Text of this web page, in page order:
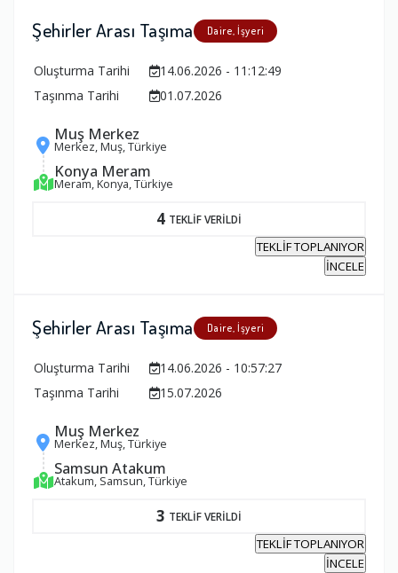
Şehirler Arası Taşıma Daire, İşyeri
Oluşturma Tarihi
14.06.2026 - 11:12:49
Taşınma Tarihi
01.07.2026
Muş Merkez
Merkez, Muş, Türkiye
Konya Meram
Meram, Konya, Türkiye
4 TEKLİF VERİLDİ
TEKLİF TOPLANIYOR
İNCELE
Şehirler Arası Taşıma Daire, İşyeri
Oluşturma Tarihi
14.06.2026 - 10:57:27
Taşınma Tarihi
15.07.2026
Muş Merkez
Merkez, Muş, Türkiye
Samsun Atakum
Atakum, Samsun, Türkiye
3 TEKLİF VERİLDİ
TEKLİF TOPLANIYOR
İNCELE